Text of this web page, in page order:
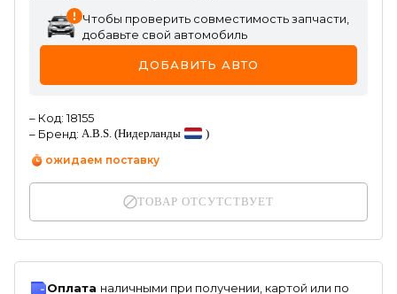
Чтобы проверить совместимость запчасти,
добавьте свой автомобиль
ДОБАВИТЬ АВТО
– Код:18155
– Бренд: A.B.S. (Нидерланды
)
ожидаем поставку
ТОВАР ОТСУТСТВУЕТ
Оплата наличными при получении, картой или по